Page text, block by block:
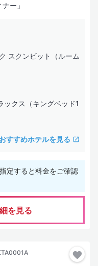
ー」
スクンビット（ルーム
ックス（キングベッド1
すすめホテルを見る
定すると料金をご確認
を見る